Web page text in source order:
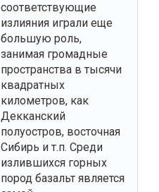
соответствующие
излияния играли еще
большую роль,
занимая громадные
пространства в тысячи
квадратных
километров, как
Декканский
полуостров, восточная
Сибирь и т.п. Среди
излившихся горных
пород базальт является